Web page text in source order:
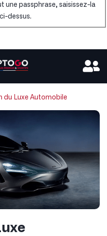
une passphrase, saisissez-la
dessus.
du Luxe Automobile